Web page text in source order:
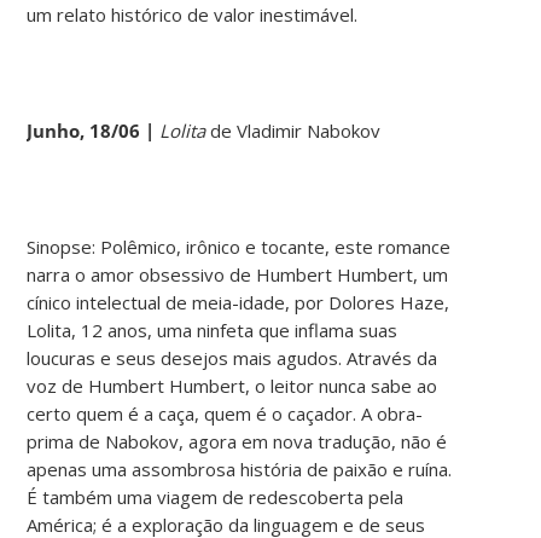
um relato histórico de valor inestimável.
Junho, 18/06 | Lolitade Vladimir Nabokov
Sinopse: Polêmico, irônico e tocante, este romance
narra o amor obsessivo de Humbert Humbert, um
cínico intelectual de meia-idade, por Dolores Haze,
Lolita, 12 anos, uma ninfeta que inflama suas
loucuras e seus desejos mais agudos. Através da
voz de Humbert Humbert, o leitor nunca sabe ao
certo quem é a caça, quem é o caçador. A obra-
prima de Nabokov, agora em nova tradução, não é
apenas uma assombrosa história de paixão e ruína.
É também uma viagem de redescoberta pela
América; é a exploração da linguagem e de seus